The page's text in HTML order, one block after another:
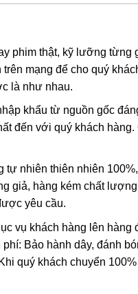
chất
hết , cairngorm của
có xu hướng bị mất
hóa học và vật lý đều
thử nghiệm đá quý học
dạng của thạch anh sinh
được sử dụng để xác
vật liệu tổng hợp này
phim thật, kỹ lưỡng từng
mạng để cho quý
là như nhau.
khẩu từ nguồn gốc
đến với quý khách
nhiên thiên nhiên
giả, hàng kém chất
yêu cầu.
vụ khách hàng lên hàng
Bảo hành dây, đánh
quý khách chuyển